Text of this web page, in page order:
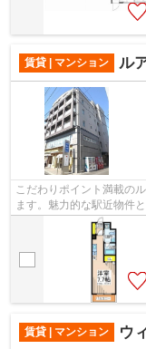
賃貸 | マンション ル
こだわりポイント満載の
ます。魅力的な駅近物件
や生活の必需条件である
賃貸 | マンション ウ